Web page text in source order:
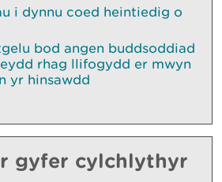
i dynnu coed heintiedig o
bod angen buddsoddiad
rhag llifogydd er mwyn
yr hinsawdd
gyfer cylchlythyr